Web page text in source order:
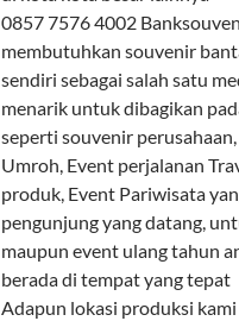
0857 7576 4002
membutuhkan souvenir
sendiri sebagai salah satu
menarik untuk dibagikan
seperti souvenir
Umroh, Event perjalanan
produk, Event Pariwisata
pengunjung yang datang,
maupun event ulang tahun
berada di tempat yang tepat
Adapun lokasi produksi